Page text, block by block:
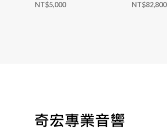
NT$5,000 NT$82,800